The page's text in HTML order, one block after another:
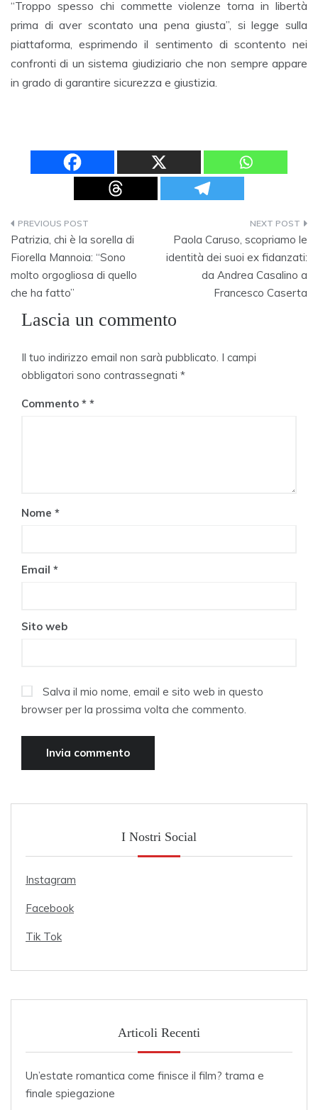
“Troppo spesso chi commette violenze torna in libertà
prima di aver scontato una pena giusta”, si legge sulla
piattaforma, esprimendo il sentimento di scontento nei
confronti di un sistema giudiziario che non sempre appare
in grado di garantire sicurezza e giustizia.
Navigazione
articoli
Patrizia, chi è la sorella di
Fiorella Mannoia: “Sono
molto orgogliosa di quello
che ha fatto”
Paola Caruso, scopriamo le
identità dei suoi ex fidanzati:
da Andrea Casalino a
Francesco Caserta
Lascia un commento
Il tuo indirizzo email non sarà pubblicato. I campi
obbligatori sono contrassegnati *
Commento *
Nome *
Email *
Sito web
Salva il mio nome, email e sito web in questo
browser per la prossima volta che commento.
I Nostri Social
Instagram
Facebook
Tik Tok
Articoli Recenti
Un’estate romantica come finisce il film? trama e
finale spiegazione